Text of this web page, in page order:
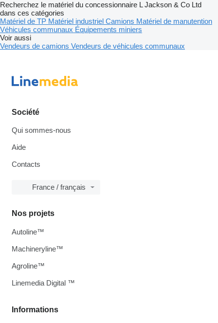
Recherchez le matériel du concessionnaire L Jackson & Co Ltd
dans ces catégories
Matériel de TP Matériel industriel Camions Matériel de manutention
Véhicules communaux Équipements miniers
Voir aussi
Vendeurs de camions Vendeurs de véhicules communaux
Société
Qui sommes-nous
Aide
Contacts
France / français
Informations
Nos projets
Autoline™
Machineryline™
Agroline™
Linemedia Digital ™